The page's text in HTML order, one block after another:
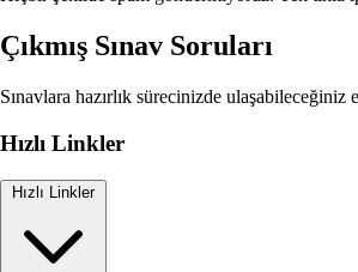
Çıkmış Sınav Soruları
Sınavlara hazırlık sürecinizde ulaşabileceğiniz
Hızlı Linkler
Hızlı Linkler